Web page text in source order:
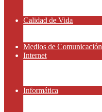
Calidad de Vida
Medios de Comunicación
Internet
Informática